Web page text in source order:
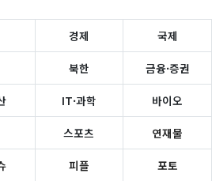
경제 국제
북한 금융·증권
IT·과학 바이오
스포츠 연재물
피플 포토